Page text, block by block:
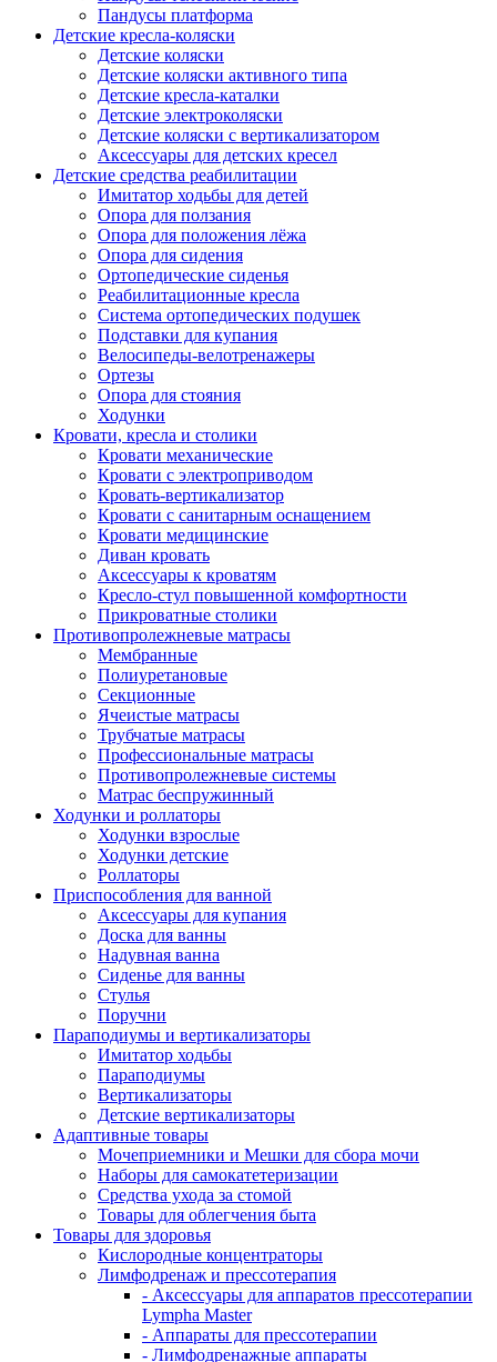
Пандусы платформа
Детские кресла-коляски
Детские коляски
Детские коляски активного типа
Детские кресла-каталки
Детские электроколяски
Детские коляски с вертикализатором
Аксессуары для детских кресел
Детские средства реабилитации
Имитатор ходьбы для детей
Опора для ползания
Опора для положения лёжа
Опора для сидения
Ортопедические сиденья
Реабилитационные кресла
Система ортопедических подушек
Подставки для купания
Велосипеды-велотренажеры
Ортезы
Опора для стояния
Ходунки
Кровати, кресла и столики
Кровати механические
Кровати с электроприводом
Кровать-вертикализатор
Кровати с санитарным оснащением
Кровати медицинские
Диван кровать
Аксессуары к кроватям
Кресло-стул повышенной комфортности
Прикроватные столики
Противопролежневые матрасы
Мембранные
Полиуретановые
Секционные
Ячеистые матрасы
Трубчатые матрасы
Профессиональные матрасы
Противопролежневые системы
Матрас беспружинный
Ходунки и роллаторы
Ходунки взрослые
Ходунки детские
Роллаторы
Приспособления для ванной
Аксессуары для купания
Доска для ванны
Надувная ванна
Сиденье для ванны
Стулья
Поручни
Параподиумы и вертикализаторы
Имитатор ходьбы
Параподиумы
Вертикализаторы
Детские вертикализаторы
Адаптивные товары
Мочеприемники и Мешки для сбора мочи
Наборы для самокатетеризации
Средства ухода за стомой
Товары для облегчения быта
Товары для здоровья
Кислородные концентраторы
Лимфодренаж и прессотерапия
- Аксессуары для аппаратов прессотерапии
Lympha Master
- Аппараты для прессотерапии
- Лимфодренажные аппараты